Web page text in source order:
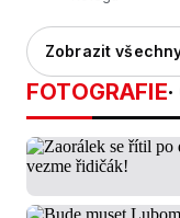
Zobrazit
FOTOGRAFIE